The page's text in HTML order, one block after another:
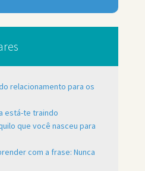
relacionamento para os
está-te traindo
que você nasceu para
com a frase: Nunca